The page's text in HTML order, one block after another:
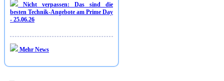
Nicht verpassen: Das sind die
besten Technik-Angebote am Prime Day
- 25.06.26
Mehr News